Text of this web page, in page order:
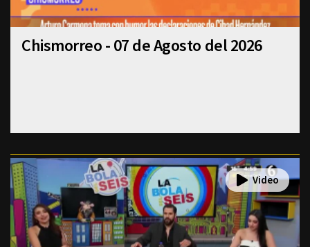
Chismorreo - 07 de Agosto del 2026